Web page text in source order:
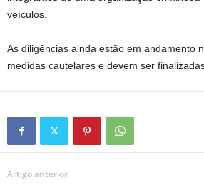
veículos.
As diligências ainda estão em andamento
medidas cautelares e devem ser
Artigo anterior